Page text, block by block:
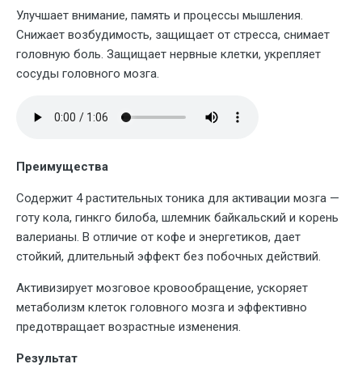
Улучшает внимание, память и процессы мышления.
Снижает возбудимость, защищает от стресса, снимает
головную боль. Защищает нервные клетки, укрепляет
сосуды головного мозга.
Преимущества
Содержит 4 растительных тоника для активации мозга —
готу кола, гинкго билоба, шлемник байкальский и корень
валерианы. В отличие от кофе и энергетиков, дает
стойкий, длительный эффект без побочных действий.
Активизирует мозговое кровообращение, ускоряет
метаболизм клеток головного мозга и эффективно
предотвращает возрастные изменения.
Результат